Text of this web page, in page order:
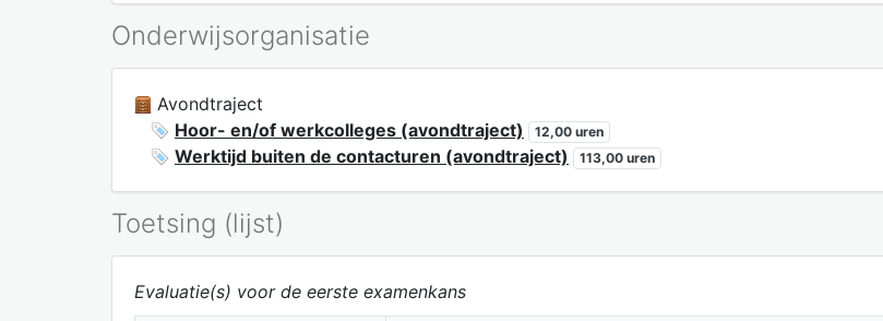
Onderwijsorganisatie
Avondtraject
Hoor- en/of werkcolleges (avondtraject)
12,00 uren
Werktijd buiten de contacturen (avondtraject) 113,00 uren
Toetsing (lijst)
Evaluatie(s) voor de eerste examenkans